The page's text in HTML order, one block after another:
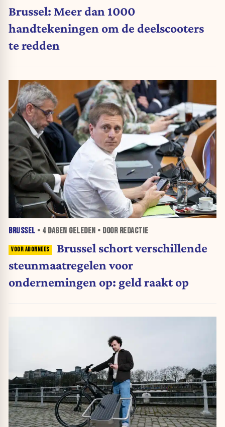
Brussel: Meer dan 1000
handtekeningen om de deelscooters
te redden
BRUSSEL • 4 DAGEN GELEDEN • DOOR REDACTIE
Brussel schort verschillende
steunmaatregelen voor
ondernemingen op: geld raakt op